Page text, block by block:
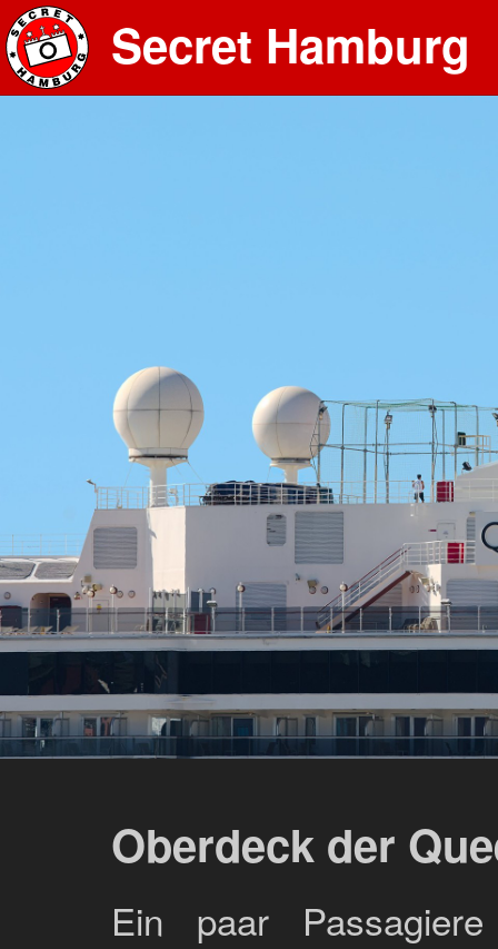
Secret Hamburg
Oberdeck der
Ein paar Passagiere